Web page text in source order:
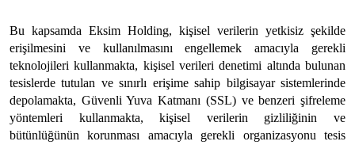
Bu kapsamda Eksim Holding, kişisel verilerin yetkisiz şekilde
erişilmesini ve kullanılmasını engellemek amacıyla gerekli
teknolojileri kullanmakta, kişisel verileri denetimi altında bulunan
tesislerde tutulan ve sınırlı erişime sahip bilgisayar sistemlerinde
depolamakta, Güvenli Yuva Katmanı (SSL) ve benzeri şifreleme
yöntemleri kullanmakta, kişisel verilerin gizliliğinin ve
bütünlüğünün korunması amacıyla gerekli organizasyonu tesis